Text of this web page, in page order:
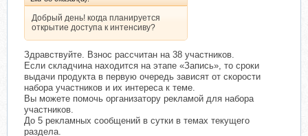
Добрый день! когда планируется
открытие доступа к интенсиву?
Здравствуйте. Взнос рассчитан на 38 участников.
Если складчина находится на этапе «Запись», то сроки
выдачи продукта в первую очередь зависят от скорости
набора участников и их интереса к теме.
Вы можете помочь организатору рекламой для набора
участников.
До 5 рекламных сообщений в сутки в темах текущего
раздела.